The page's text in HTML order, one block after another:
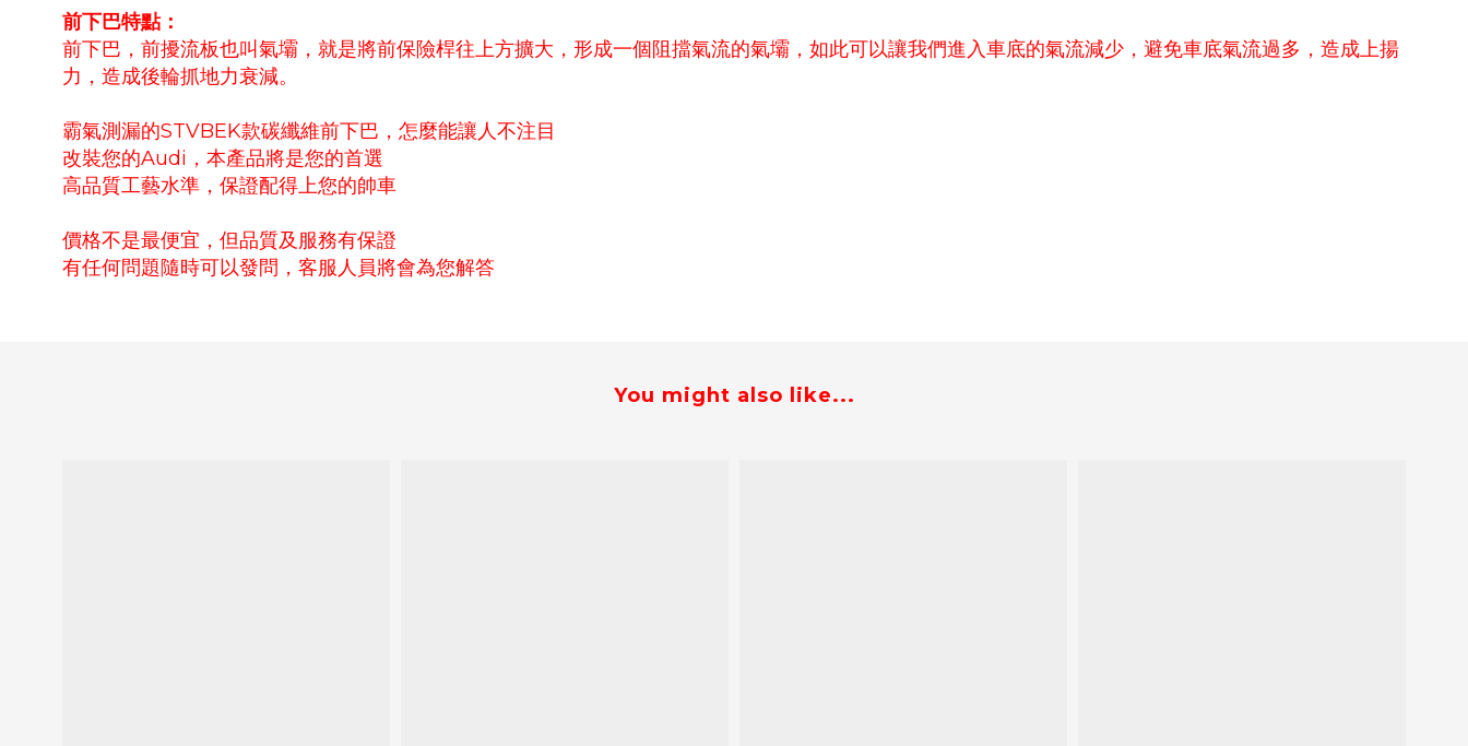
前下巴特點：
前下巴，前擾流板也叫氣壩，就是將前保險桿往上方擴大，形成一個阻擋氣流的氣壩，如此可以讓我們進入車底的氣流減少，避免車底氣流過多，造成上揚
力，造成後輪抓地力衰減。
霸氣測漏的STVBEK款碳纖維前下巴，怎麼能讓人不注目
改裝您的Audi，本產品將是您的首選
高品質工藝水準，保證配得上您的帥車
價格不是最便宜，但品質及服務有保證
有任何問題隨時可以發問，客服人員將會為您解答
You might also like...